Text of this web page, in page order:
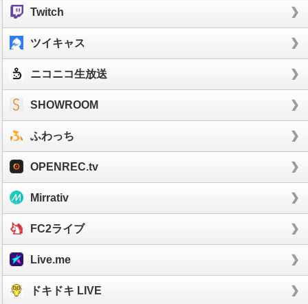
Twitch
ツイキャス
ニコニコ生放送
SHOWROOM
ふわっち
OPENREC.tv
Mirrativ
FC2ライブ
Live.me
ドキドキ LIVE